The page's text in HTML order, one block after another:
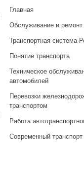
Главная
Обслуживание и ремонт
Транспортная система
Понятие транспорта
Техническое
автомобилей
Перевозки
транспортом
Работа
Современный транспорт